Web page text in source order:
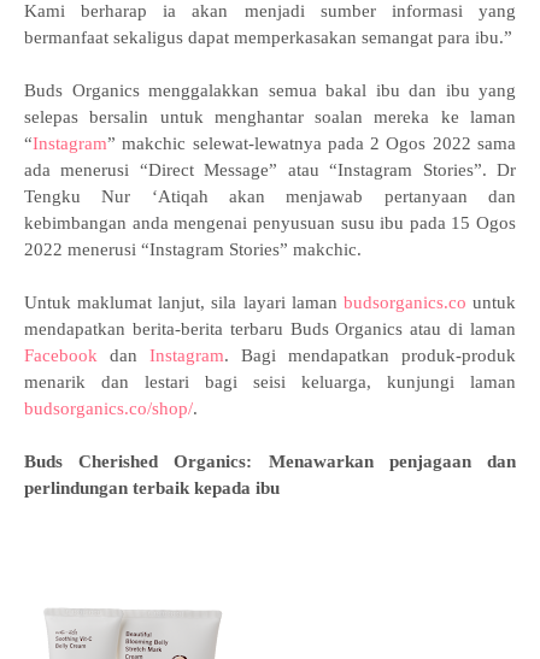
Kami berharap ia akan menjadi sumber informasi yang
bermanfaat sekaligus dapat memperkasakan semangat para ibu.”
Buds Organics menggalakkan semua bakal ibu dan ibu yang
selepas bersalin untuk menghantar soalan mereka ke laman
“Instagram” makchic selewat-lewatnya pada 2 Ogos 2022 sama
ada menerusi “Direct Message” atau “Instagram Stories”. Dr
Tengku Nur ‘Atiqah akan menjawab pertanyaan dan
kebimbangan anda mengenai penyusuan susu ibu pada 15 Ogos
2022 menerusi “Instagram Stories” makchic.
Untuk maklumat lanjut, sila layari laman budsorganics.co untuk
mendapatkan berita-berita terbaru Buds Organics atau di laman
Facebook dan Instagram. Bagi mendapatkan produk-produk
menarik dan lestari bagi seisi keluarga, kunjungi laman
budsorganics.co/shop/.
Buds Cherished Organics: Menawarkan penjagaan dan
perlindungan terbaik kepada ibu